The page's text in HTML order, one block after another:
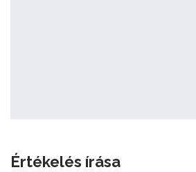
Értékelés írása